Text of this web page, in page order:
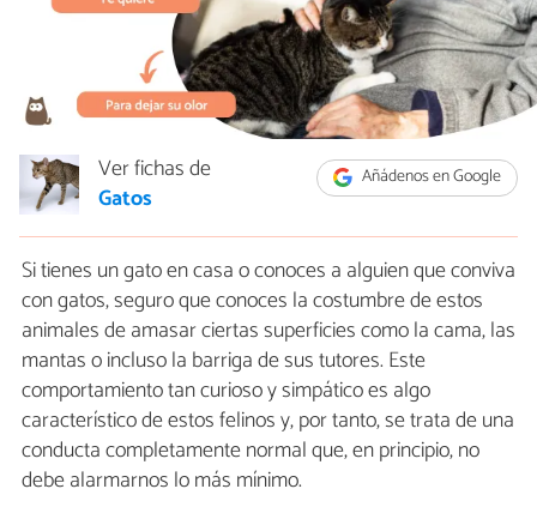
Añádenos en Google
Ver fichas de
Gatos
Si tienes un gato en casa o conoces a alguien que conviva
con gatos, seguro que conoces la costumbre de estos
animales de amasar ciertas superficies como la cama, las
mantas o incluso la barriga de sus tutores. Este
comportamiento tan curioso y simpático es algo
característico de estos felinos y, por tanto, se trata de una
conducta completamente normal que, en principio, no
debe alarmarnos lo más mínimo.